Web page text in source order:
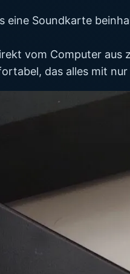
eine Soundkarte
vom Computer aus
das alles mit nur